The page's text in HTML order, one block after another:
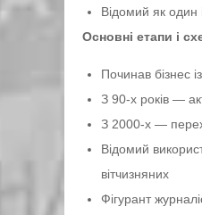
Відомий як один
Основні етапи і
Починав бізнес
З 90-х років —
З 2000-х —
Відомий
вітчизняних
Фігурант